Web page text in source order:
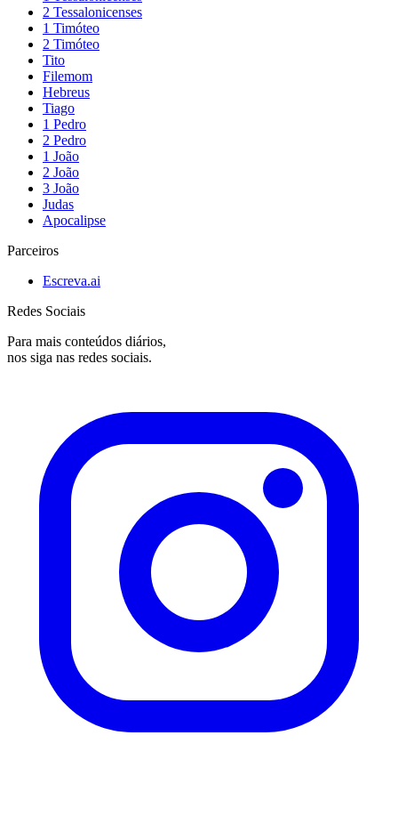
2 Tessalonicenses
1 Timóteo
2 Timóteo
Tito
Filemom
Hebreus
Tiago
1 Pedro
2 Pedro
1 João
2 João
3 João
Judas
Apocalipse
Parceiros
Escreva.ai
Redes Sociais
Para mais conteúdos diários,
nos siga nas redes sociais.